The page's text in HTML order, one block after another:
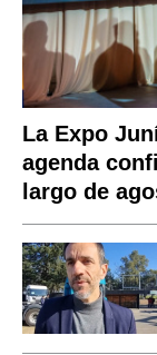
La Expo
agenda
largo de